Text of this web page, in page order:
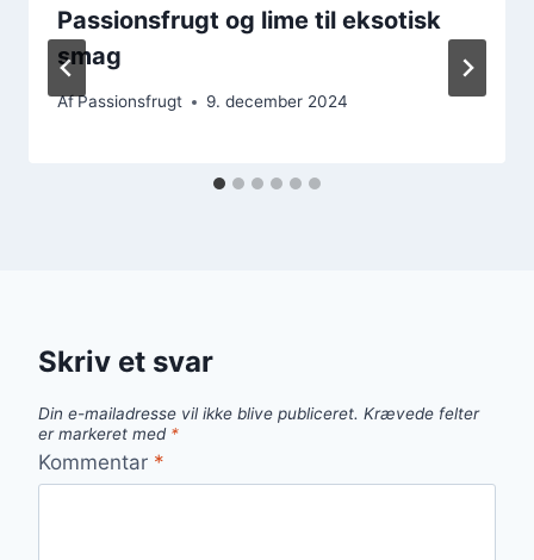
Passionsfrugt og lime til eksotisk
smag
AfPassionsfrugt 9. december 2024
Skriv et svar
Din e-mailadresse vil ikke blive publiceret. Krævede felter
er markeret med *
Kommentar *